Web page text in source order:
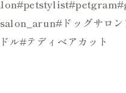
ドッグサロ
ル#テディベアカット